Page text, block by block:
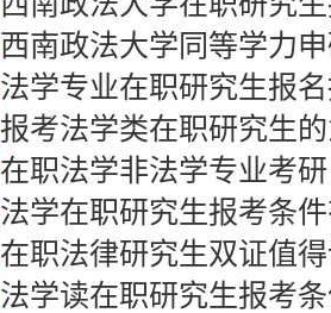
西南政法大学同等学力
法学专业在职研究生报名
报考法学类在职研究生
在职法学非法学专业考研
法学在职研究生报考条
在职法律研究生双证值
法学读在职研究生报考